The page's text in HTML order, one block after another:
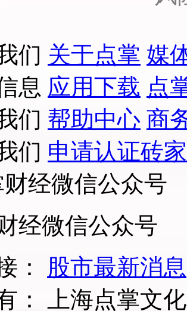
们 关于点掌 媒
息 应用下载 点
们 帮助中心 商
们 申请认证砖家
经微信公众号
：
股市最新消息
：
上海点掌文